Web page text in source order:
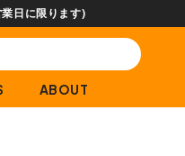
料サービス
ABOUT